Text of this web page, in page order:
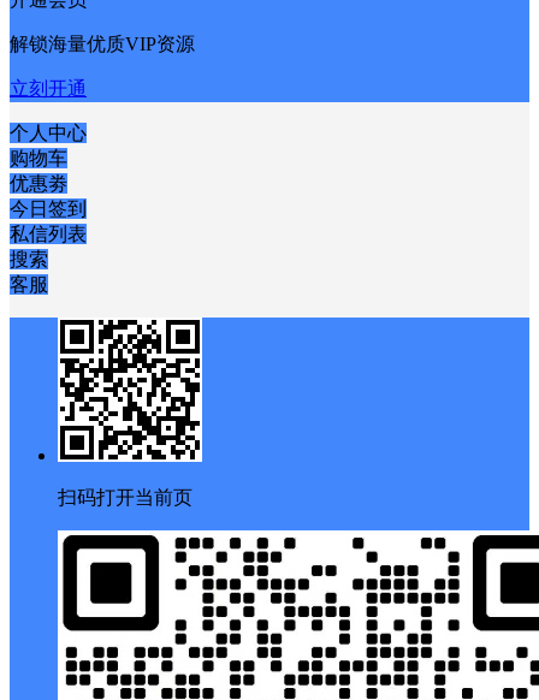
海报创建中
解锁会员权限
开通会员
解锁海量优质VIP资源
立刻开通
个人中心
购物车
今日签到
私信列表
扫码打开当前页